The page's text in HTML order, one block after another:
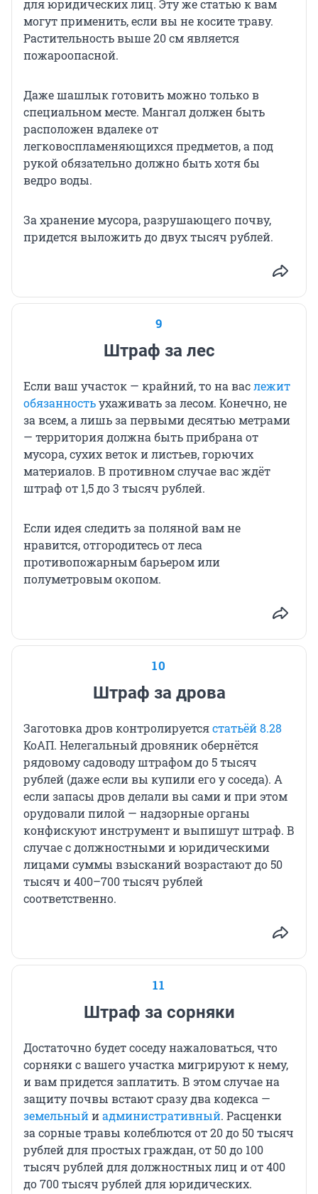
для юридических лиц. Эту же статью к вам
могут применить, если вы не косите траву.
Растительность выше 20 см является
пожароопасной.
Даже шашлык готовить можно только в
специальном месте. Мангал должен быть
расположен вдалеке от
легковоспламеняющихся предметов, а под
рукой обязательно должно быть хотя бы
ведро воды.
За хранение мусора, разрушающего почву,
придется выложить до двух тысяч рублей.
9
Штраф за лес
Если ваш участок — крайний, то на васлежит
обязанностьухаживать за лесом. Конечно, не
за всем, а лишь за первыми десятью метрами
— территория должна быть прибрана от
мусора, сухих веток и листьев, горючих
материалов. В противном случае вас ждёт
штраф от 1,5 до 3 тысяч рублей.
Если идея следить за поляной вам не
нравится, отгородитесь от леса
противопожарным барьером или
полуметровым окопом.
10
Штраф за дрова
Заготовка дров контролируетсястатьёй 8.28
КоАП. Нелегальный дровяник обернётся
рядовому садоводу штрафом до 5 тысяч
рублей (даже если вы купили его у соседа). А
если запасы дров делали вы сами и при этом
орудовали пилой — надзорные органы
конфискуют инструмент и выпишут штраф. В
случае с должностными и юридическими
лицами суммы взысканий возрастают до 50
тысяч и 400–700 тысяч рублей
соответственно.
11
Штраф за сорняки
Достаточно будет соседу нажаловаться, что
сорняки с вашего участка мигрируют к нему,
и вам придется заплатить. В этом случае на
защиту почвы встают сразу два кодекса —
земельныйиадминистративный. Расценки
за сорные травы колеблются от 20 до 50 тысяч
рублей для простых граждан, от 50 до 100
тысяч рублей для должностных лиц и от 400
до 700 тысяч рублей для юридических.